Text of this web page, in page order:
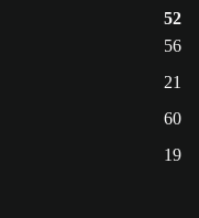
52
56
21
60
19